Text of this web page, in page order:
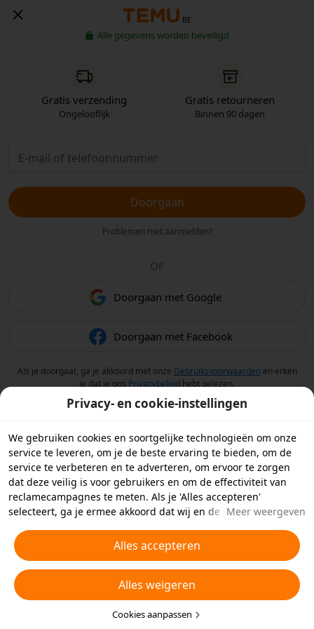
BE
Alle gegevens worden beveiligd
Gratis verzending
Ongelooflijk
Gratis retourneren
Binnen 90 dagen
Doorgaan
Problemen met aanmelden?
OF
Doorgaan met Google
Doorgaan met Facebook
Als je doorgaat, ga je akkoord met onze Gebruiksvoorwaarden en erken
je dat je ons Privacybeleid hebt gelezen.
Privacy- en cookie-instellingen
We gebruiken cookies en soortgelijke technologieën om onze
service te leveren, om je de beste ervaring te bieden, om de
service te verbeteren en te adverteren, om ervoor te zorgen
dat deze veilig is voor gebruikers en om de effectiviteit van
reclamecampagnes te meten. Als je 'Alles accepteren'
selecteert, ga je ermee akkoord dat wij en de partners
technologieën op je apparaat opslaan voor
reclamedoeleinden. Je kunt ook kiezen welke typen cookies je
wilt toestaan of afwijzen door hieronder of in je
privacyinstellingen op 'Cookies aanpassen' te klikken.
Raadpleeg voor meer informatie onsBeleid inzake cookies en
soortgelijke technologieën.
Meer weergeven
Alles accepteren
Alles weigeren
Cookies aanpassen